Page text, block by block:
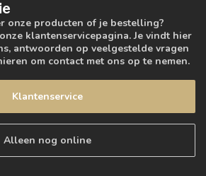
onze producten of je bestelling?
klantenservicepagina. Je vindt hier
antwoorden op veelgestelde vragen
om contact met ons op te nemen.
Klantenservice
Alleen nog online